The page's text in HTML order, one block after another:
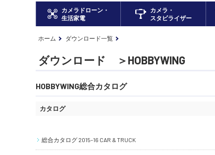
カメラドローン・
生活家電
カメラ・
スタビライザー
ホーム ダウンロード一覧
ダウンロード ＞HOBBYWING
HOBBYWING総合カタログ
カタログ
総合カタログ 2015-16 CAR & TRUCK